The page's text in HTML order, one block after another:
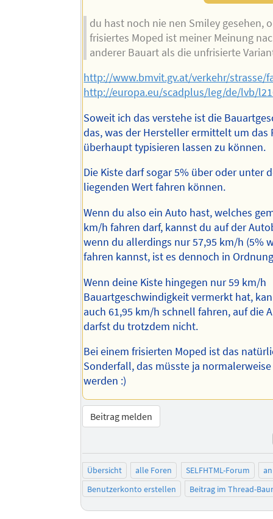
du hast noch nie nen Smiley gesehen,
frisiertes Moped ist meiner Meinung
anderer Bauart als die unfrisierte
http://www.bmvit.gv.at/verkehr/strasse/
http://europa.eu/scadplus/leg/de/lvb/
Soweit ich das verstehe ist die
das, was der Hersteller ermittelt um das
überhaupt typisieren lassen zu können.
Die Kiste darf sogar 5% über oder unter
liegenden Wert fahren können.
Wenn du also ein Auto hast, welches
km/h fahren darf, kannst du auf der
wenn du allerdings nur 57,95 km/h (5%
fahren kannst, ist es dennoch in
Wenn deine Kiste hingegen nur 59 km/h
Bauartgeschwindigkeit vermerkt hat,
auch 61,95 km/h schnell fahren, auf die
darfst du trotzdem nicht.
Bei einem frisierten Moped ist das
Sonderfall, das müsste ja
werden :)
Beitrag melden
Übersicht alle Foren SELFHTML-Forum
Benutzerkonto erstellen
Beitrag im Thread-